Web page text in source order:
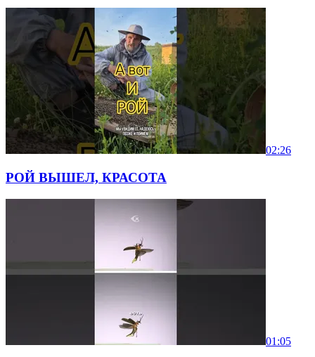
02:26
РОЙ ВЫШЕЛ, КРАСОТА
01:05